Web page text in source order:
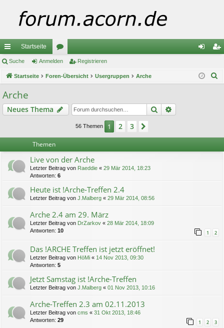
ch
ne
llz
ug
Startseite
or
en m ist
Suche Anmelden Registrieren
Startseite Foren-Übersicht Usergruppen Arche
Arche
Neues Thema Suche
56 Themen 1 2 3
Themen
Live von der Arche
Letzter Beitrag von Raeddie « 29 Mär 2014, 18:23
Antworten: 6
Heute ist !Arche-Treffen 2.4
Letzter Beitrag von J.Malberg « 29 Mär 2014, 08:56
Arche 2.4 am 29. März
Letzter Beitrag von DrZarkov « 28 Mär 2014, 18:09
Antworten: 10 1 2
Das !ARCHE Treffen ist jetzt eröffnet!
Letzter Beitrag von HöMi « 14 Nov 2013, 09:30
Antworten: 5
Jetzt Samstag ist !Arche-Treffen
Letzter Beitrag von J.Malberg « 01 Nov 2013, 10:16
Arche-Treffen 2.3 am 02.11.2013
Letzter Beitrag von cms « 31 Okt 2013, 18:46
Antworten: 29 1 2 3